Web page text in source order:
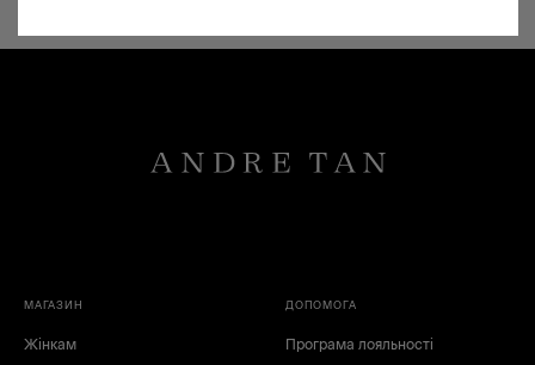
чорний
білий
сірий
синій
МАГАЗИН
Жінкам
ДОПОМОГА
Програма лояльності